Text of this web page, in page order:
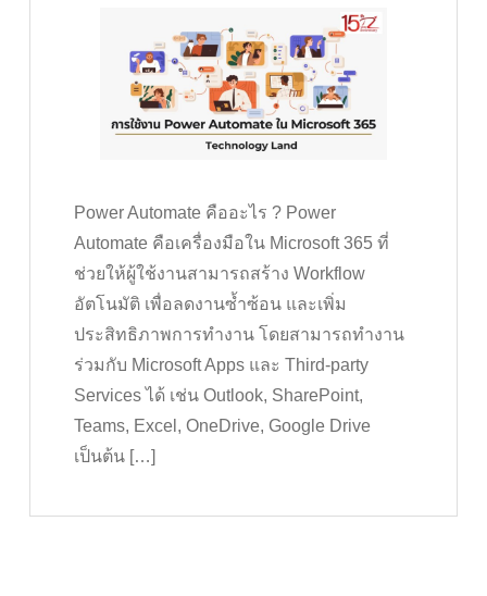
Power Automate คืออะไร ? Power
Automate คือเครื่องมือใน Microsoft 365 ที่
ช่วยให้ผู้ใช้งานสามารถสร้าง Workflow
อัตโนมัติ เพื่อลดงานซ้ำซ้อน และเพิ่ม
ประสิทธิภาพการทำงาน โดยสามารถทำงาน
ร่วมกับ Microsoft Apps และ Third-party
Services ได้ เช่น Outlook, SharePoint,
Teams, Excel, OneDrive, Google Drive
เป็นต้น […]